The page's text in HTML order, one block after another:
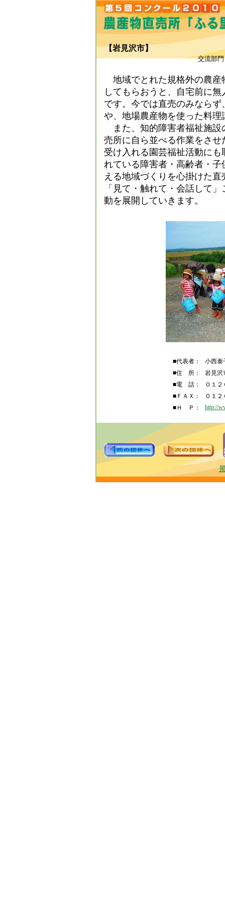
【岩見沢市】
交流部門
地域でとれた規格外の農産
してもらおうと、自宅前に
です。今では直売のみなら
や、地場農産物を使った料
また、知的障害者福祉施設
売所に自ら並べる作業をさ
受け入れる園芸福祉活動に
れている障害者・高齢者・
える地域づくりを心掛けた
「見て・触れて・会話して
動を展開していきます。
■代表者：
小西泰
■住 所：
岩見沢
■電 話：
０１
■ＦＡＸ：
０１
■Ｈ Ｐ：
http://